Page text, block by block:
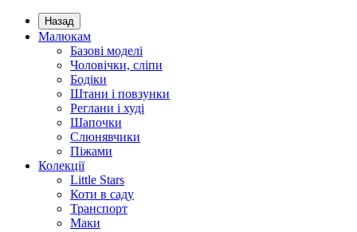
Назад
Малюкам
Базові моделі
Чоловічки, сліпи
Бодіки
Штани і повзунки
Реглани і худі
Шапочки
Слюнявчики
Піжами
Колекції
Little Stars
Коти в саду
Транспорт
Маки